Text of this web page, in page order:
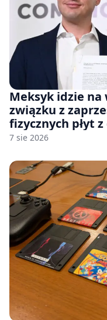
Meksyk idzie na
związku z
fizycznych płyt
7 sie 2026